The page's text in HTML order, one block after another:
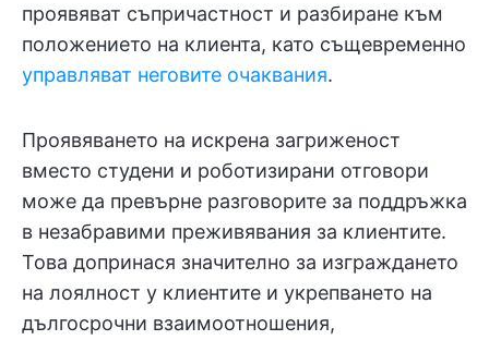
проявяват съпричастност и разбиране към
положението на клиента, като същевременно
управляват неговите очаквания.
Проявяването на искрена загриженост
вместо студени и роботизирани отговори
може да превърне разговорите за поддръжка
в незабравими преживявания за клиентите.
Това допринася значително за изграждането
на лоялност у клиентите и укрепването на
дългосрочни взаимоотношения,